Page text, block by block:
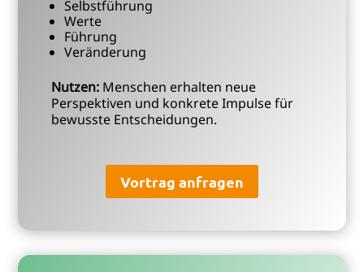
Selbstführung
Werte
Führung
Veränderung
Nutzen:Menschen erhalten neue
Perspektiven und konkrete Impulse für
bewusste Entscheidungen.
Vortrag anfragen